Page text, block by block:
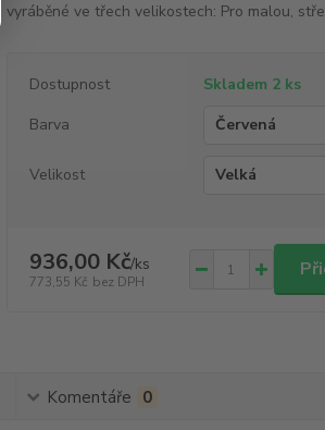
vyráběné ve třech velikostech: Pro malou,
Dostupnost
Skladem 2 ks
Barva
Velikost
936,00 Kč/ks
773,55 Kč bez DPH
Komentáře 0